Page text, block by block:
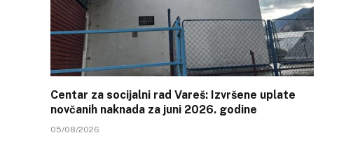
Centar za socijalni rad Vareš: Izvršene uplate
novčanih naknada za juni 2026. godine
05/08/2026